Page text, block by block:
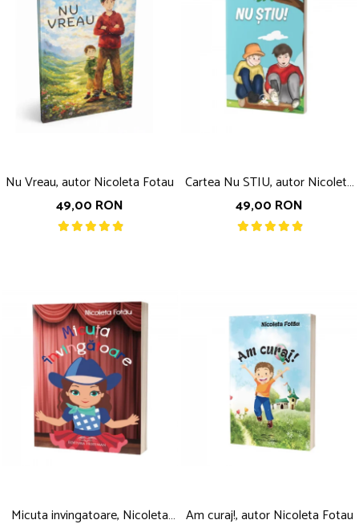
Nu Vreau, autor Nicoleta Fotau
49,00 RON
Cartea Nu STIU, autor Nicoleta
Fotau
49,00 RON
Micuta invingatoare, Nicoleta
Am curaj!, autor Nicoleta Fotau